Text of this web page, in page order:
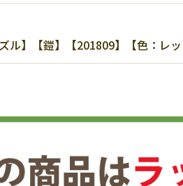
ル】【鎧】【201809】【色：レ